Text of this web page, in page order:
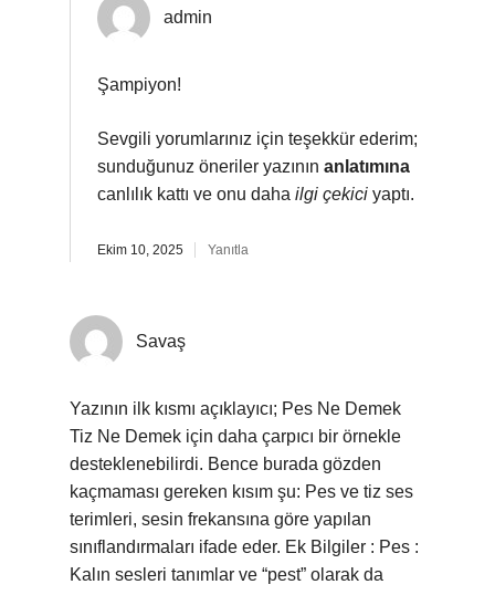
admin
Şampiyon!
Sevgili yorumlarınız için teşekkür ederim;
sunduğunuz öneriler yazının anlatımına
canlılık kattı ve onu daha ilgi çekici yaptı.
Ekim 10, 2025 Yanıtla
Savaş
Yazının ilk kısmı açıklayıcı; Pes Ne Demek
Tiz Ne Demek için daha çarpıcı bir örnekle
desteklenebilirdi. Bence burada gözden
kaçmaması gereken kısım şu: Pes ve tiz ses
terimleri, sesin frekansına göre yapılan
sınıflandırmaları ifade eder. Ek Bilgiler : Pes :
Kalın sesleri tanımlar ve “pest” olarak da